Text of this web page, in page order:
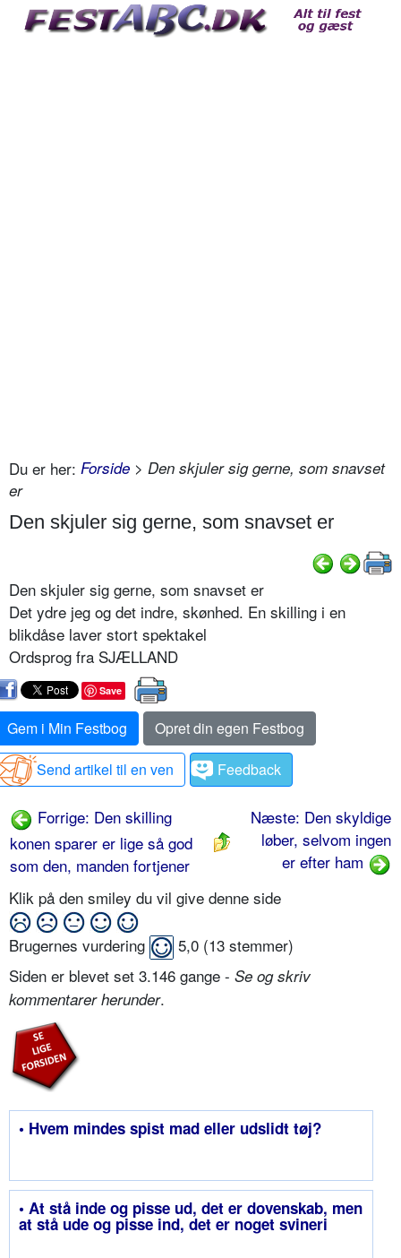
Du er her: Forside > Den skjuler sig gerne, som snavset
er
Den skjuler sig gerne, som snavset er
Den skjuler sig gerne, som snavset er
Det ydre jeg og det indre, skønhed. En skilling i en
blikdåse laver stort spektakel
Ordsprog fra SJÆLLAND
Save
Gem i Min Festbog
Opret din egen Festbog
Send artikel til en ven
Feedback
Forrige: Den skilling
konen sparer er lige så god
som den, manden fortjener
Næste: Den skyldige
løber, selvom ingen
er efter ham
Klik på den smiley du vil give denne side
Brugernes vurdering 5,0 (13 stemmer)
Siden er blevet set 3.146 gange - Se og skriv
kommentarer herunder.
• Hvem mindes spist mad eller udslidt tøj?
• At stå inde og pisse ud, det er dovenskab, men
at stå ude og pisse ind, det er noget svineri